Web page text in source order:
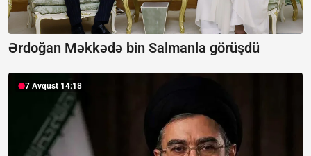
Ərdoğan Məkkədə bin Salmanla görüşdü
7 Avqust 14:18